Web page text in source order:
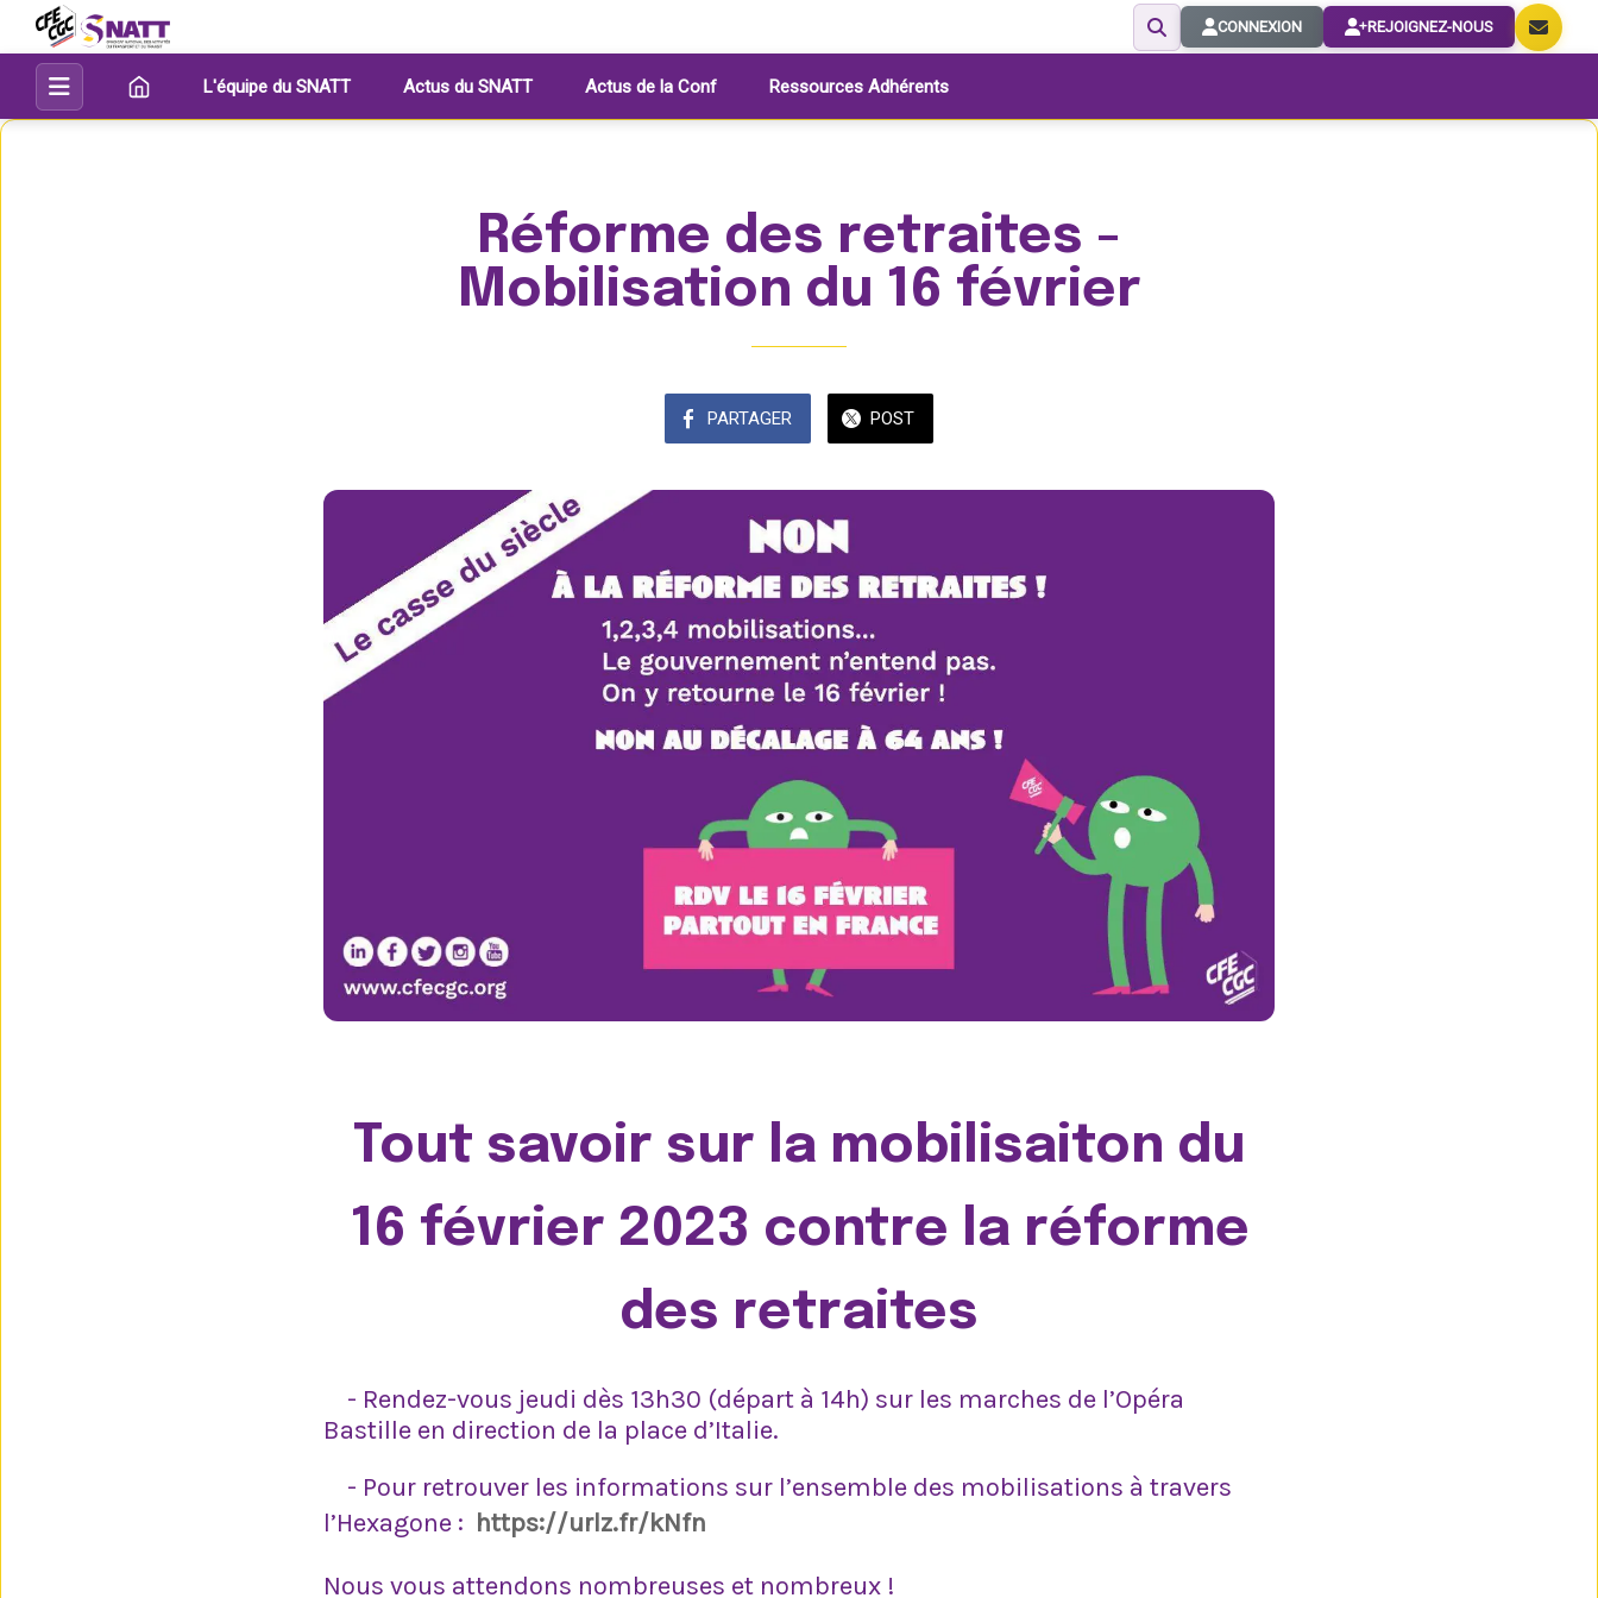
CONNEXION REJOIGNEZ-NOUS
L'équipe du SNATT Actus du SNATT Actus de la Conf Ressources Adhérents
Réforme des retraites -
Mobilisation du 16 février
PARTAGER POST
Tout savoir sur la mobilisaiton du
16 février 2023 contre la réforme
des retraites
- Rendez-vous jeudi dès 13h30 (départ à 14h) sur les marches de l’Opéra
Bastille en direction de la place d’Italie.
- Pour retrouver les informations sur l’ensemble des mobilisations à travers
l’Hexagone : https://urlz.fr/kNfn
Nous vous attendons nombreuses et nombreux !